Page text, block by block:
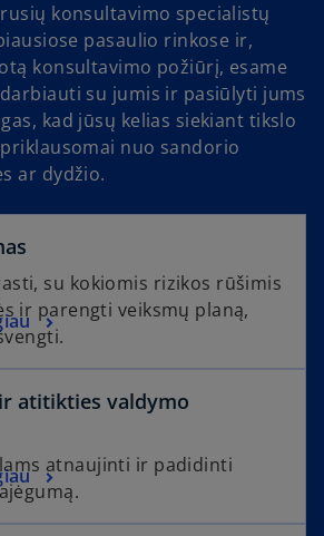
konsultavimo specialistų
pasaulio rinkose ir,
konsultavimo požiūrį, esame
su jumis ir pasiūlyti jums
kad jūsų kelias siekiant tikslo
nuo sandorio
ar dydžio.
su kokiomis rizikos rūšimis
ir parengti veiksmų planą,
atitikties valdymo
atnaujinti ir padidinti